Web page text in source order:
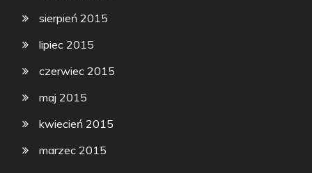
sierpień 2015
lipiec 2015
czerwiec 2015
maj 2015
kwiecień 2015
marzec 2015